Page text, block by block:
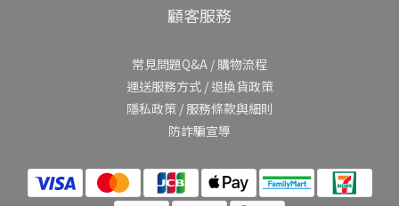
顧客服務
常見問題Q&A / 購物流程
運送服務方式/ 退換貨政策
隱私政策/ 服務條款與細則
防詐騙宣導